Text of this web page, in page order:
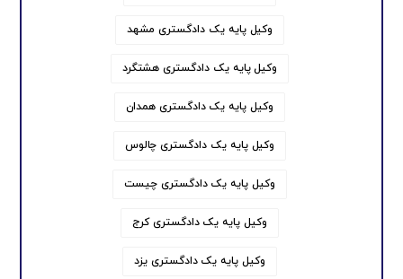
وکیل پایه یک دادگستری مشهد
وکیل پایه یک دادگستری هشتگرد
وکیل پایه یک دادگستری همدان
وکیل پایه یک دادگستری چالوس
وکیل پایه یک دادگستری چیست
وکیل پایه یک دادگستری کرج
وکیل پایه یک دادگستری یزد